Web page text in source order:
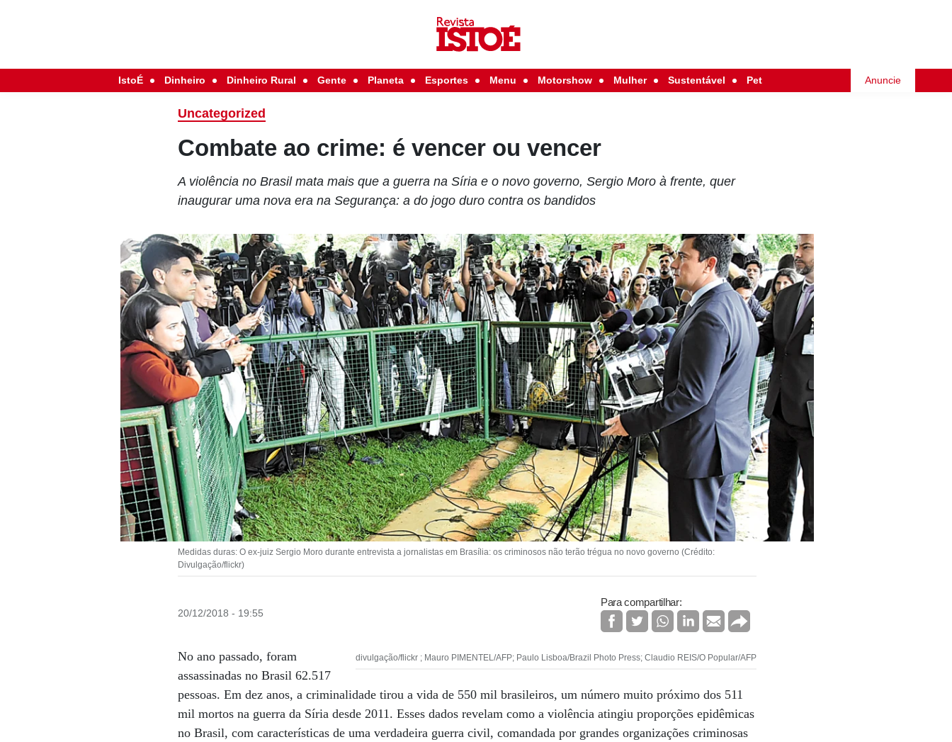
IstoÉ Dinheiro Dinheiro Rural Gente Planeta Esportes Menu Motorshow Mulher Sustentável Pet Anuncie
Uncategorized
Combate ao crime: é vencer ou vencer
A violência no Brasil mata mais que a guerra na Síria e o novo governo, Sergio Moro à frente, quer
inaugurar uma nova era na Segurança: a do jogo duro contra os bandidos
Medidas duras: O ex-juiz Sergio Moro durante entrevista a jornalistas em Brasília: os criminosos não terão trégua no novo governo (Crédito:
Divulgação/flickr)
20/12/2018 - 19:55
Para compartilhar:
divulgação/flickr ; Mauro PIMENTEL/AFP; Paulo Lisboa/Brazil Photo Press; Claudio REIS/O Popular/AFP
No ano passado, foram
assassinadas no Brasil 62.517
pessoas. Em dez anos, a criminalidade tirou a vida de 550 mil brasileiros, um número muito próximo dos 511
mil mortos na guerra da Síria desde 2011. Esses dados revelam como a violência atingiu proporções epidêmicas
no Brasil, com características de uma verdadeira guerra civil, comandada por grandes organizações criminosas